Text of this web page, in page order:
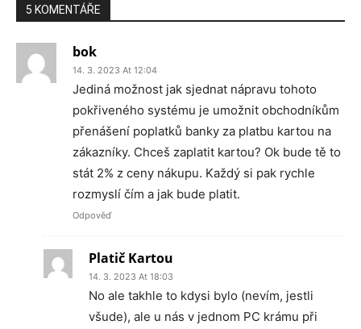
5 KOMENTÁŘE
bok
14. 3. 2023 At 12:04
Jediná možnost jak sjednat nápravu tohoto
pokřiveného systému je umožnit obchodníkům
přenášení poplatků banky za platbu kartou na
zákazníky. Chceš zaplatit kartou? Ok bude tě to
stát 2% z ceny nákupu. Každý si pak rychle
rozmyslí čím a jak bude platit.
Odpověď
Platič Kartou
14. 3. 2023 At 18:03
No ale takhle to kdysi bylo (nevím, jestli
všude), ale u nás v jednom PC krámu při